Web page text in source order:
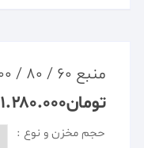
منبع ۶۰ / ۸۰ / ۱۰۰ لیتری واتس (Swates)
تومان۱.۲۸۰.۰۰۰
حجم مخزن و نوع :